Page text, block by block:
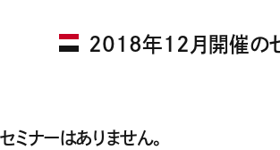
2018年12月開催の
セミナーはありません。